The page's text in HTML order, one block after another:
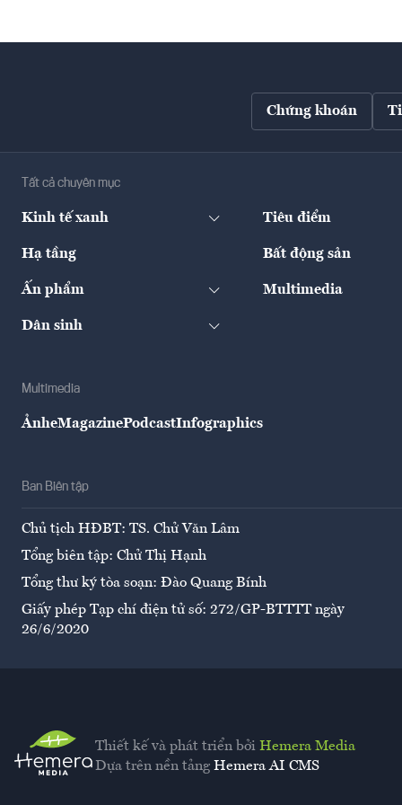
Chứng khoán
Tất cả chuyên mục
Kinh tế xanh Tiêu điểm
Hạ tầng Bất động sản
Ấn phẩm Multimedia
Dân sinh
Multimedia
ẢnheMagazinePodcastInfographics
Ban Biên tập
Chủ tịch HĐBT: TS. Chử Văn Lâm
Tổng biên tập: Chử Thị Hạnh
Tổng thư ký tòa soạn: Đào Quang Bính
Giấy phép Tạp chí điện tử số: 272/GP-BTTTT ngày
26/6/2020
Thiết kế và phát triển bởi Hemera Media
Dựa trên nền tảng Hemera AI CMS